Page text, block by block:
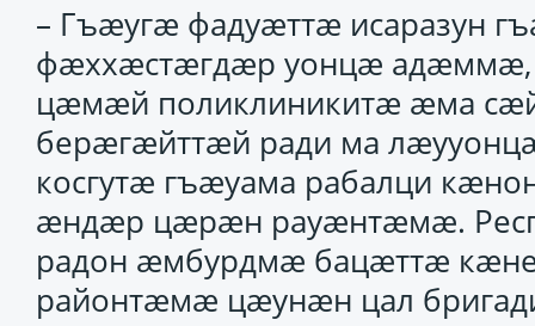
– Гъӕугӕ фадуӕттӕ исаразун
фӕххӕстӕгдӕр уонцӕ адӕммӕ,
цӕмӕй поликлиникитӕ ӕма
берӕгӕйттӕй ради ма
косгутӕ гъӕуама рабалци
ӕндӕр цӕрӕн рауӕнтӕмӕ.
радон ӕмбурдмӕ бацӕттӕ
районтӕмӕ цӕунӕн цал